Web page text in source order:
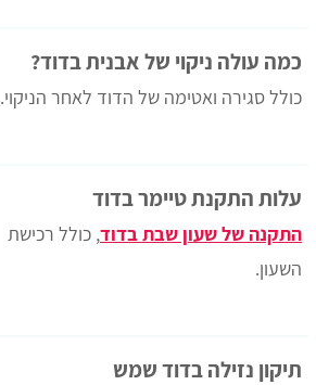
כמה עולה ניקוי של אבנית בדוד?
כולל סגירה ואטימה של הדוד לאחר הניקוי.
עלות התקנת טיימר בדוד
התקנה של שעון שבת בדוד, כולל רכישת
השעון.
תיקון נזילה בדוד שמש